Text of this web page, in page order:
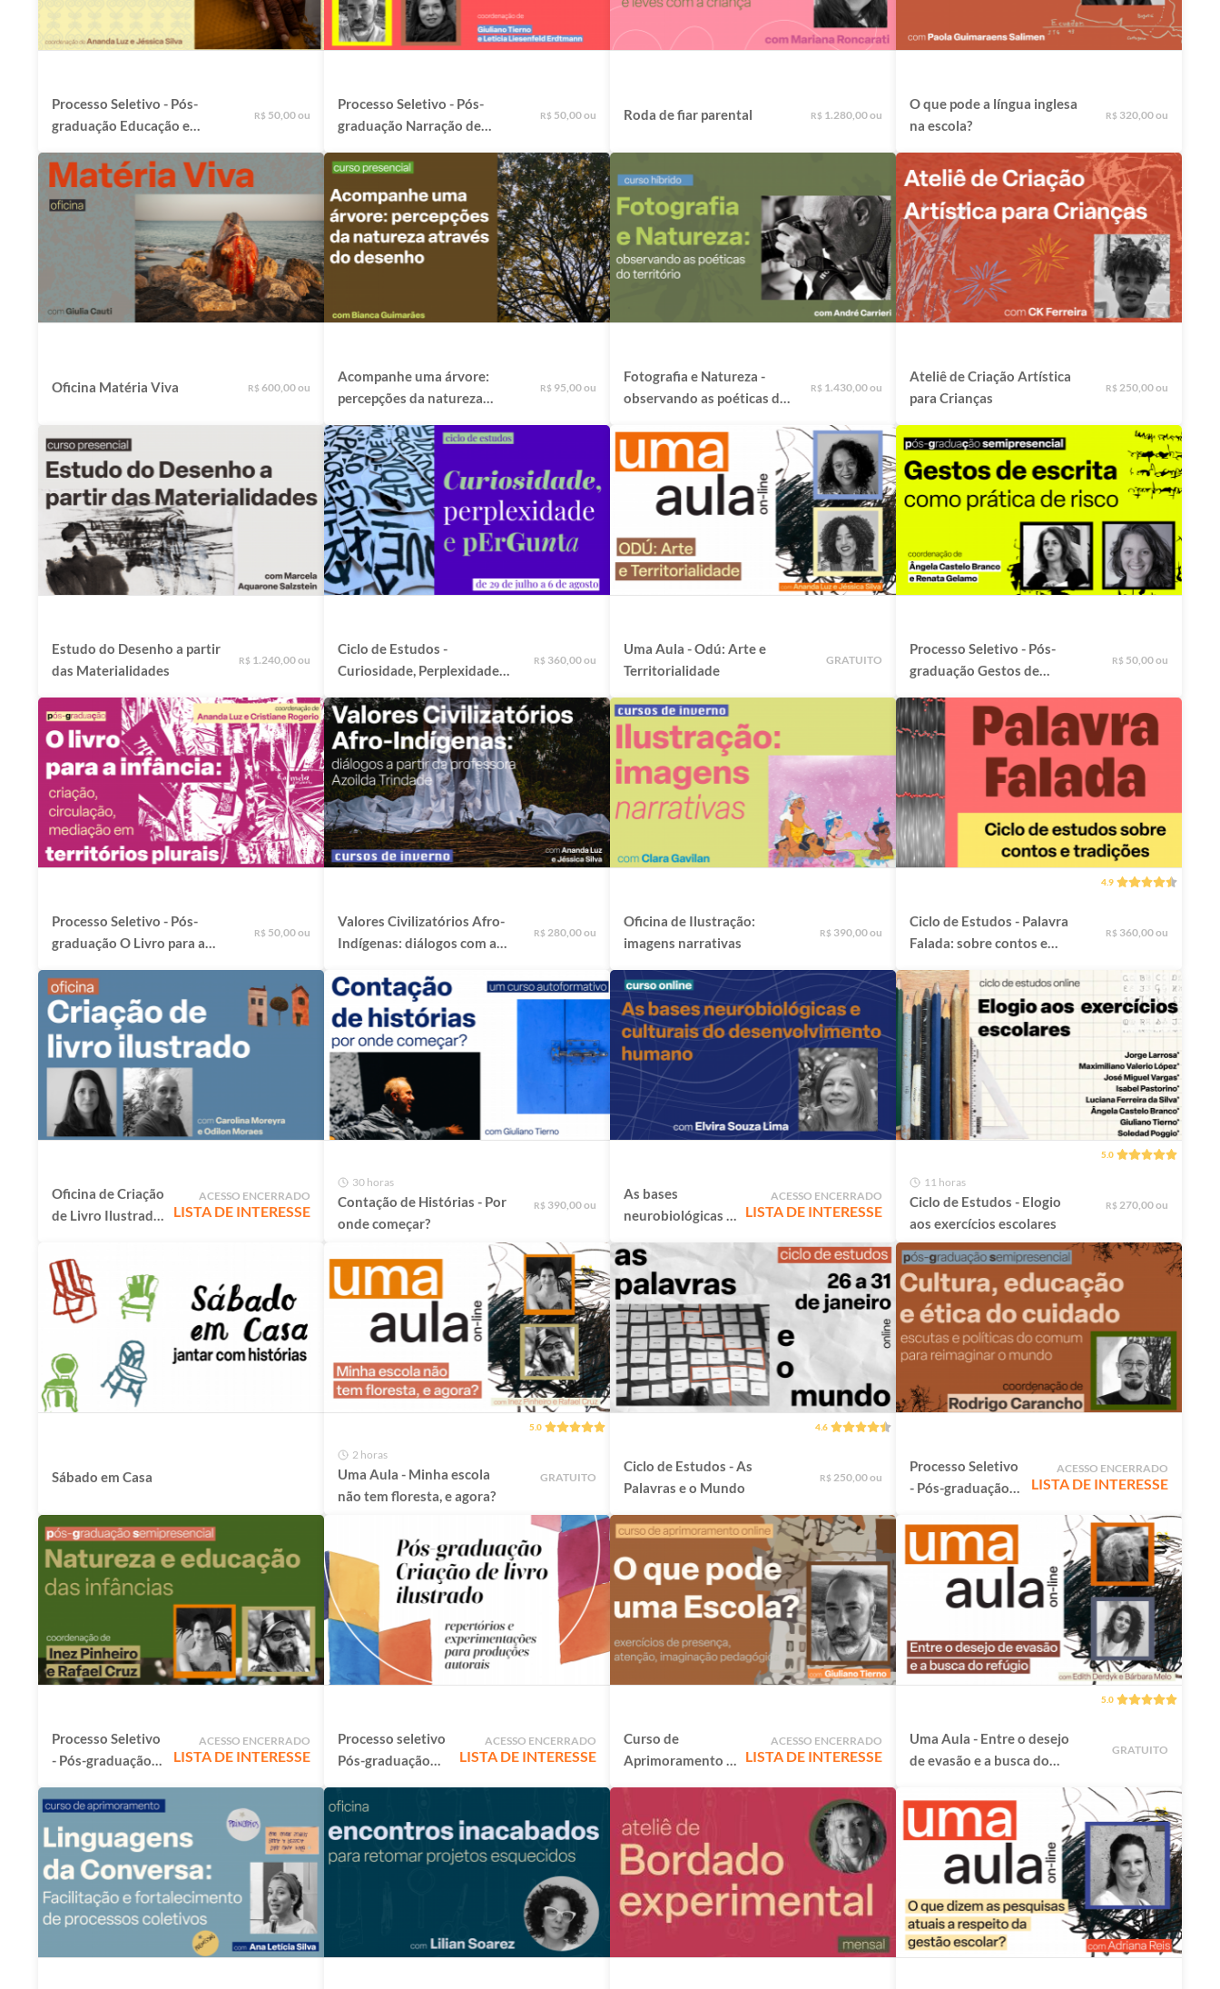
Processo Seletivo - Pós-
graduação Educação e
investigações de
cosmopercepções
amefricanas
R$ 50,00 ou
Processo Seletivo - Pós-
graduação Narração de
aproximações artísticas
R$ 50,00 ou Roda de fiar parental R$ 1.280,00 ou
O que pode a língua inglesa
na escola?
R$ 320,00 ou
Oficina Matéria Viva R$ 600,00 ou
Acompanhe uma árvore:
percepções da natureza
R$ 95,00 ou
Fotografia e Natureza -
observando as poéticas do
R$ 1.430,00 ou
Ateliê de Criação Artística
para Crianças
R$ 250,00 ou
Estudo do Desenho a partir
das Materialidades
R$ 1.240,00 ou
Ciclo de Estudos -
Curiosidade, Perplexidade e
R$ 360,00 ou
Uma Aula - Odú: Arte e
Territorialidade
GRATUITO
Processo Seletivo - Pós-
graduação Gestos de
Risco
R$ 50,00 ou
Processo Seletivo - Pós-
graduação O Livro para a
e circulação em territórios
plurais
R$ 50,00 ou
Valores Civilizatórios Afro-
Indígenas: diálogos com a
Trindade
R$ 280,00 ou
Oficina de Ilustração:
imagens narrativas
R$ 390,00 ou
4.9
Ciclo de Estudos - Palavra
Falada: sobre contos e
R$ 360,00 ou
Oficina de Criação
de Livro Ilustrado
Moreyra e Odilon
Moraes
ACESSO ENCERRADO
LISTA DE INTERESSE
30 horas
Contação de Histórias - Por
onde começar?
R$ 390,00 ou
As bases
neurobiológicas e
desenvolvimento
humano
ACESSO ENCERRADO
LISTA DE INTERESSE
5.0
11 horas
Ciclo de Estudos - Elogio
aos exercícios escolares
R$ 270,00 ou
Sábado em Casa
5.0
2 horas
Uma Aula - Minha escola
não tem floresta, e agora?
GRATUITO
4.6
Ciclo de Estudos - As
Palavras e o Mundo
R$ 250,00 ou
Processo Seletivo
- Pós-graduação
e Ética do
Cuidado: Escutas
e políticas do
comum para
mundo
ACESSO ENCERRADO
LISTA DE INTERESSE
Processo Seletivo
- Pós-graduação
Educação das
Infâncias
ACESSO ENCERRADO
LISTA DE INTERESSE
Processo seletivo
Pós-graduação
Ilustrado:
repertórios e
experimentações
para produções
ACESSO ENCERRADO
LISTA DE INTERESSE
Curso de
Aprimoramento -
ACESSO ENCERRADO
LISTA DE INTERESSE
5.0
Uma Aula - Entre o desejo
de evasão e a busca do
GRATUITO